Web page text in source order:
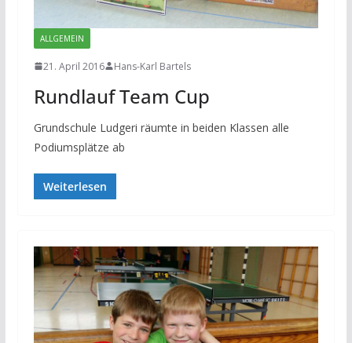
ALLGEMEIN
21. April 2016 Hans-Karl Bartels
Rundlauf Team Cup
Grundschule Ludgeri räumte in beiden Klassen alle
Podiumsplätze ab
Weiterlesen